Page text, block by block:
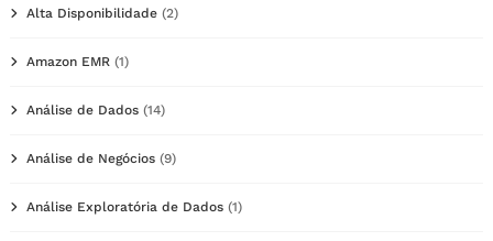
Alta Disponibilidade (2)
Amazon EMR (1)
Análise de Dados (14)
Análise de Negócios (9)
Análise Exploratória de Dados (1)